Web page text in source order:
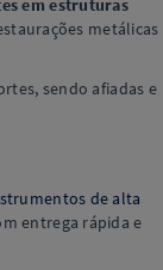
em estruturas
metálicas
sendo afiadas e
de alta
entrega rápida e